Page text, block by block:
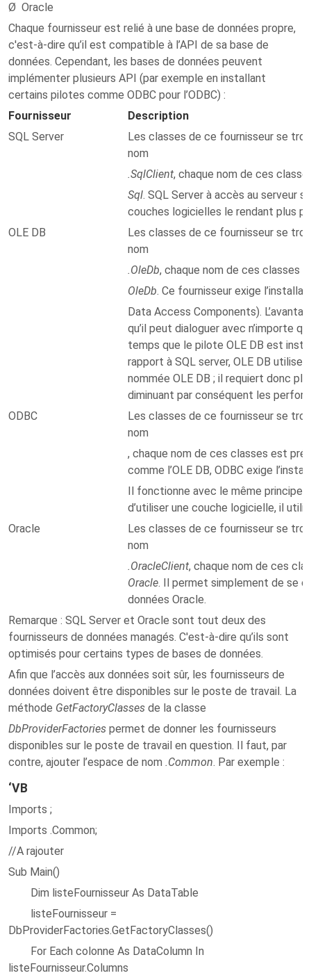
Ø Oracle
Chaque fournisseur est relié à une base de données propre,
c'est-à-dire qu’il est compatible à l’API de sa base de
données. Cependant, les bases de données peuvent
implémenter plusieurs API (par exemple en installant
certains pilotes comme ODBC pour l’ODBC) :
Fournisseur
Description
SQL Server
Les classes de ce fournisseur se
nom
.SqlClient, chaque nom de ces
Sql. SQL Server à accès au serveur
couches logicielles le rendant plus
OLE DB
Les classes de ce fournisseur se
nom
.OleDb, chaque nom de ces classes
OleDb. Ce fournisseur exige
Data Access Components).
qu’il peut dialoguer avec n’importe
temps que le pilote OLE DB est
rapport à SQL server, OLE DB utilise
nommée OLE DB ; il requiert donc
diminuant par conséquent les
ODBC
Les classes de ce fournisseur se
nom
, chaque nom de ces classes est
comme l’OLE DB, ODBC exige
Il fonctionne avec le même principe
d’utiliser une couche logicielle, il
Oracle
Les classes de ce fournisseur se
nom
.OracleClient, chaque nom de ces
Oracle. Il permet simplement de se
données Oracle.
Remarque : SQL Server et Oracle sont tout deux des
fournisseurs de données managés. C'est-à-dire qu’ils sont
optimisés pour certains types de bases de données.
Afin que l’accès aux données soit sûr, les fournisseurs de
données doivent être disponibles sur le poste de travail. La
méthode GetFactoryClasses de la classe
DbProviderFactories permet de donner les fournisseurs
disponibles sur le poste de travail en question. Il faut, par
contre, ajouter l’espace de nom .Common. Par exemple :
‘VB
Imports ;
Imports .Common;
//A rajouter
Sub Main()
Dim listeFournisseur As DataTable
listeFournisseur =
DbProviderFactories.GetFactoryClasses()
For Each colonne As DataColumn In
listeFournisseur.Columns